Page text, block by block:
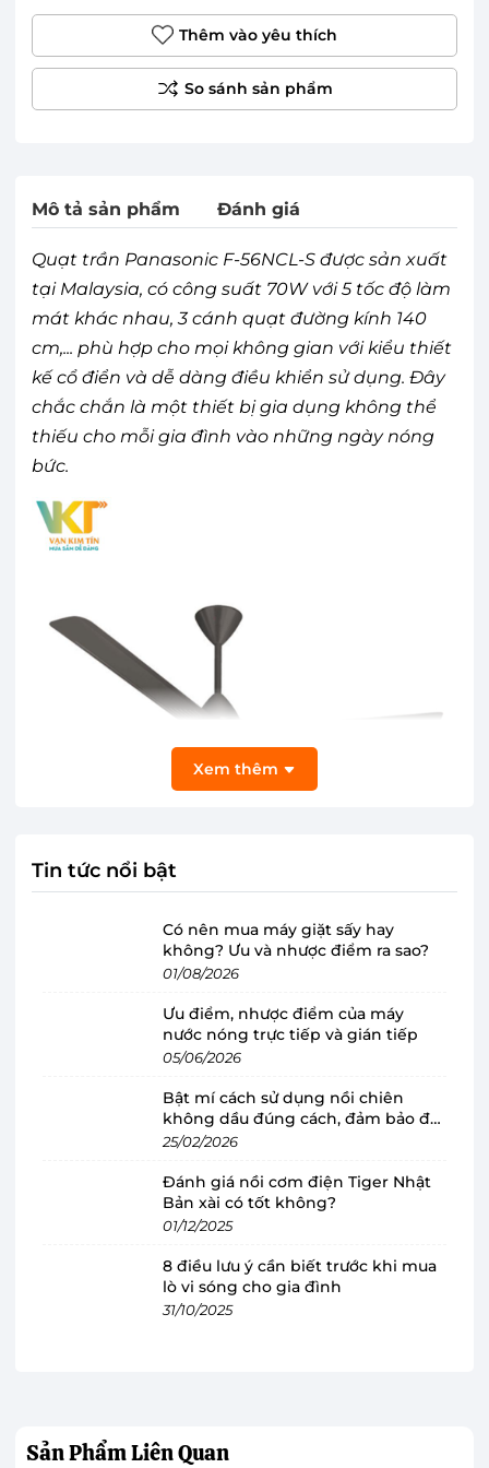
Thêm vào yêu thích
Mô tả sản phẩm Đánh giá
Quạt trần Panasonic F-56NCL-S được sản xuất
tại Malaysia, có công suất 70W với 5 tốc độ làm
mát khác nhau, 3 cánh quạt đường kính 140
cm,... phù hợp cho mọi không gian với kiểu thiết
kế cổ điển và dễ dàng điều khiển sử dụng. Đây
chắc chắn là một thiết bị gia dụng không thể
thiếu cho mỗi gia đình vào những ngày nóng
bức.
Quạt trần Panasonic F-56NCL-S thiết kế
lắp trần tiện lợi với màu sắc đẹp mắt
có kiểu thiết kế cổ điển với 3 cánh
quạt, sải dài 140cm cùng màu sắc tinh tế, dễ
Quạt trần Panasonic F-56NCL-S có độ dài ti
30.4 cm sẽ phù hợp cho các gian phòng có diện
tích từ 14 - 21m2, tiết kiệm được nhiều diện tích
Xem thêm
Tin tức nổi bật
Có nên mua máy giặt sấy hay
không? Ưu và nhược điểm ra sao?
01/08/2026
Ưu điểm, nhược điểm của máy
nước nóng trực tiếp và gián tiếp
05/06/2026
Bật mí cách sử dụng nồi chiên
không dầu đúng cách, đảm bảo độ
bền
25/02/2026
Đánh giá nồi cơm điện Tiger Nhật
Bản xài có tốt không?
01/12/2025
8 điều lưu ý cần biết trước khi mua
lò vi sóng cho gia đình
31/10/2025
Sản PhẩmLiên Quan